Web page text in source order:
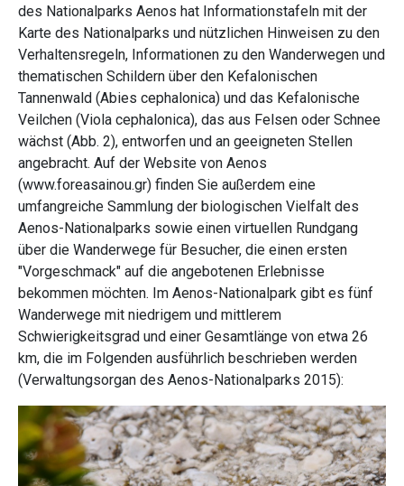
des Nationalparks Aenos hat Informationstafeln mit der
Karte des Nationalparks und nützlichen Hinweisen zu den
Verhaltensregeln, Informationen zu den Wanderwegen und
thematischen Schildern über den Kefalonischen
Tannenwald (Abies cephalonica) und das Kefalonische
Veilchen (Viola cephalonica), das aus Felsen oder Schnee
wächst (Abb. 2), entworfen und an geeigneten Stellen
angebracht. Auf der Website von Aenos
(www.foreasainou.gr) finden Sie außerdem eine
umfangreiche Sammlung der biologischen Vielfalt des
Aenos-Nationalparks sowie einen virtuellen Rundgang
über die Wanderwege für Besucher, die einen ersten
"Vorgeschmack" auf die angebotenen Erlebnisse
bekommen möchten. Im Aenos-Nationalpark gibt es fünf
Wanderwege mit niedrigem und mittlerem
Schwierigkeitsgrad und einer Gesamtlänge von etwa 26
km, die im Folgenden ausführlich beschrieben werden
(Verwaltungsorgan des Aenos-Nationalparks 2015):